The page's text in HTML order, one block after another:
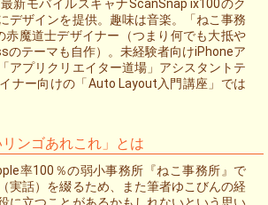
新モバイルスキャナScanSnap ix100のク
デザインを提供。趣味は音楽。「ねこ事務
赤魔道士デザイナー（つまり何でも大抵や
のテーマも自作）。未経験者向けiPhoneア
アプリクリエイター道場」アシスタントテ
ナー向けの「Auto Layout入門講座」では
リンゴあれこれ」とは
率100％の弱小事務所『ねこ事務所』で
実話）を綴るため、また筆者ゆこびんの経